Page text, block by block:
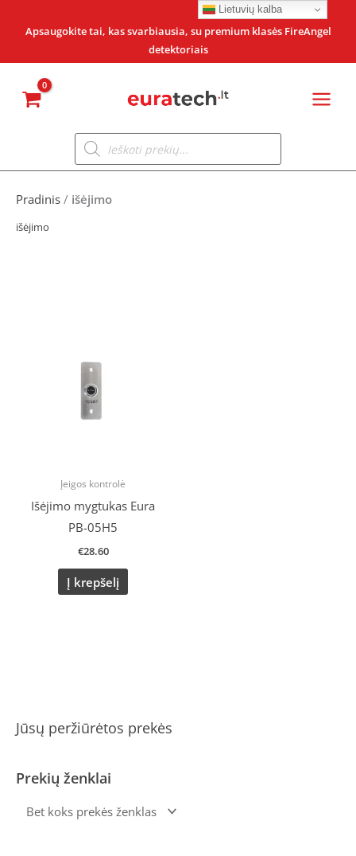
Apsaugokite tai, kas svarbiausia, su premium klasės FireAngel
detektoriais
Products
search
Jūsų peržiūrėtos prekės
Prekių ženklai
Pradinis / išėjimo
išėjimo
Įeigos kontrolė
Išėjimo mygtukas Eura
PB-05H5
€28.60
Į krepšelį
Lietuvių kalba